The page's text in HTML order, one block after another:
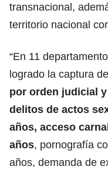
transnacional,
territorio nacional
“En 11
logrado la captura
por orden judicial
delitos de actos
años, acceso
años, pornografía
años, demanda de